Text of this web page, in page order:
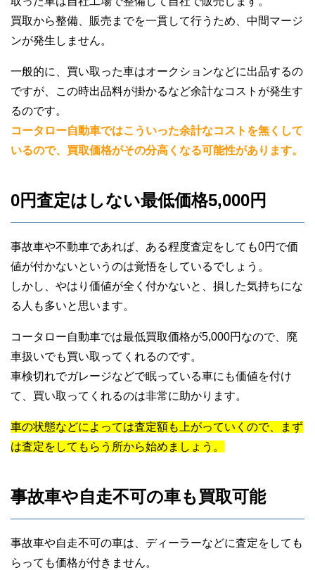
買取から整備、販売までを一貫して行うため、中間マージ
ンが発生しません。
一般的に、買い取った車はオークションなどに出品するの
ですが、この時出品料が掛かるなど余計なコストが発生す
るのです。
コータロー自動車ではこういった余計なコストを無くして
いるので、買取価格がその分高くなる可能性があります。
0円査定はしない最低価格5,000円
事故車や不動車であれば、ある程度査定をしても0円で価
値が付かないというのは覚悟をしているでしょう。
しかし、やはり価値が全く付かないと、損した気持ちにな
る人も多いと思います。
コータロー自動車では最低買取価格が5,000円なので、廃
車扱いでも買い取ってくれるのです。
車検切れでガレージなどで眠っている車にも価値を付け
て、買い取ってくれるのは非常に助かります。
車の状態などによっては査定額も上がっていくので、まず
は査定をしてもらう所から始めましょう。
事故車や自走不可の車も買取可能
事故車や自走不可の車は、ディーラーなどに査定をしても
らっても価格が付きません。